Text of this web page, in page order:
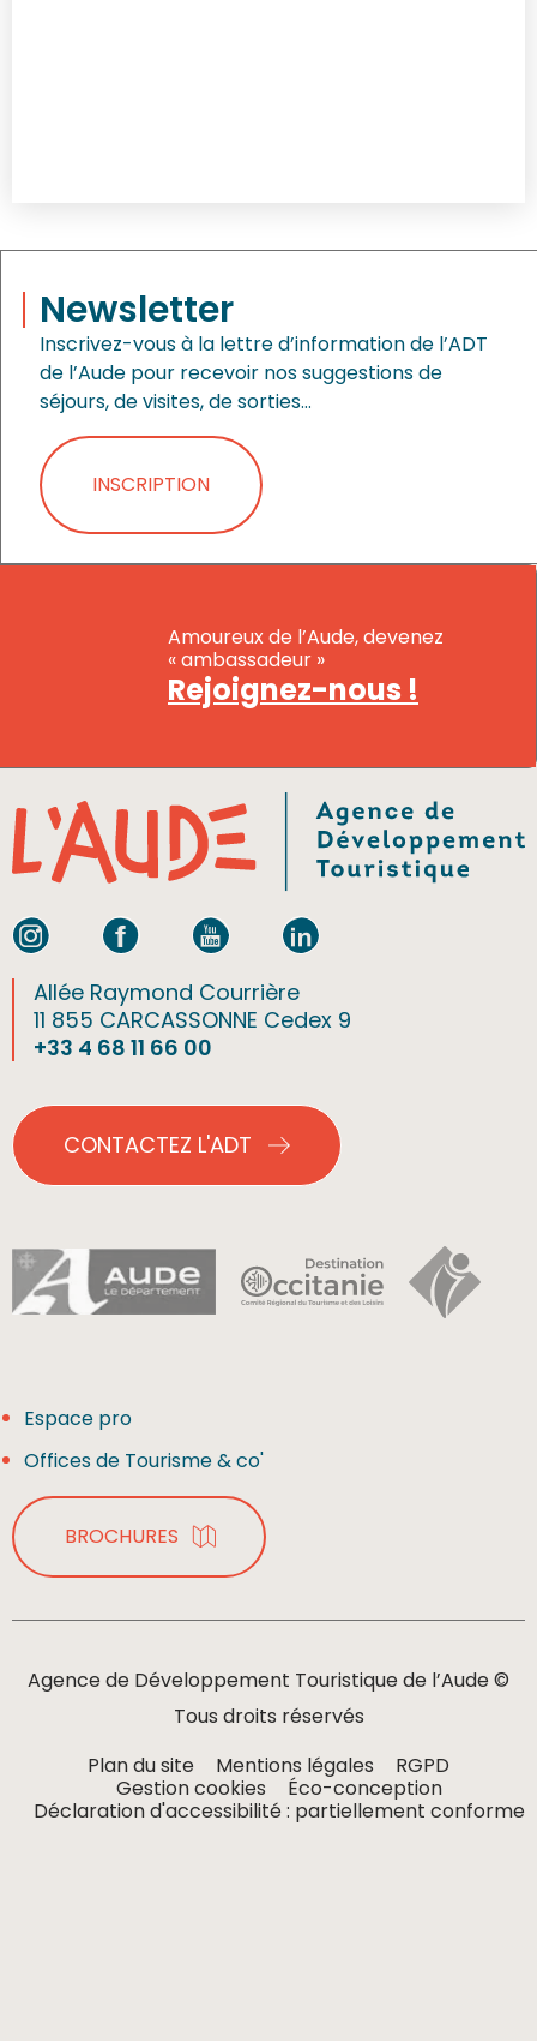
Newsletter
Inscrivez-vous à la lettre d’information de l’ADT
de l’Aude pour recevoir nos suggestions de
séjours, de visites, de sorties…
INSCRIPTION
Amoureux de l’Aude, devenez
« ambassadeur »
Rejoignez-nous !
Allée Raymond Courrière
11 855 CARCASSONNE Cedex 9
+33 4 68 11 66 00
CONTACTEZ L'ADT
Espace pro
Offices de Tourisme & co'
BROCHURES
Agence de Développement Touristique de l’Aude ©
Tous droits réservés
Plan du site
Mentions légales
RGPD
Gestion cookies
Éco-conception
Déclaration d'accessibilité : partiellement conforme